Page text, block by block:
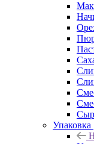
Мак
Упаковка